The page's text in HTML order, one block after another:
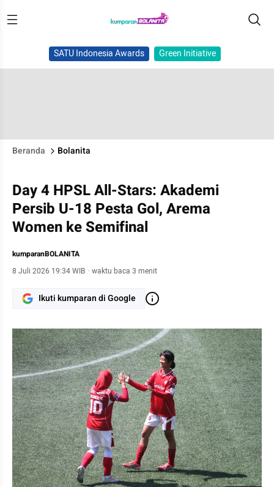
SATU Indonesia Awards Green Initiative
Beranda Bolanita
Day 4 HPSL All-Stars: Akademi
Persib U-18 Pesta Gol, Arema
Women ke Semifinal
kumparanBOLANITA
8 Juli 2026 19:34 WIB · waktu baca 3 menit
Ikuti kumparan di Google